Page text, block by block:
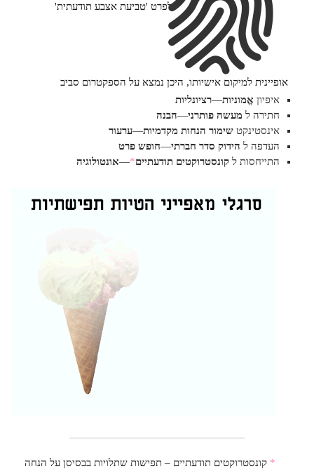
לפרט 'טביעת אצבע תודעתית'
אופיינית למיקום אישיותו, היכן נמצא על הספקטרום סביב
איפיון אֱמוניות—רציונליות
חתירה ל מעשה פותרני—הבנה
אינסטינקטשימור הנחות מקדמיות—ערעור
העדפה ל הידוק סדר חברתי—חופש פרט
התייחסות לקונסטרוקטים תודעתיים*
—אונטולוגיה
* קונסטרוקטים תודעתיים – תפישות שתלויות בבסיסן על הנחה